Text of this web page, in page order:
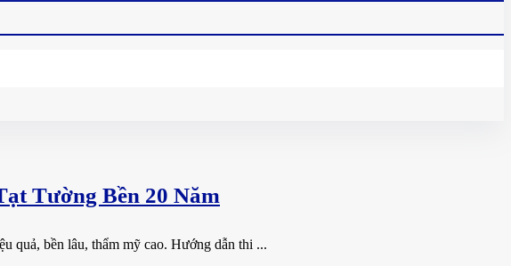
Tường Bền 20 Năm
quả, bền lâu, thẩm mỹ cao. Hướng dẫn thi ...